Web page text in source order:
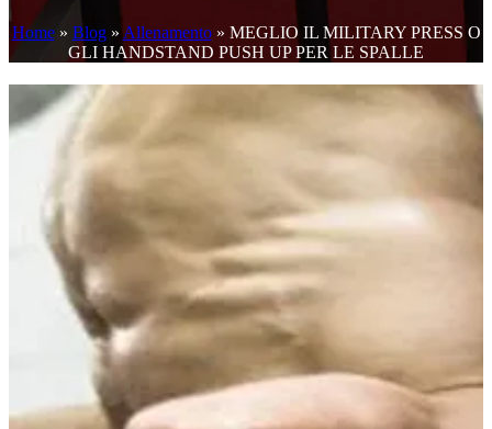
Home» Blog» Allenamento» MEGLIO IL MILITARY PRESS O
GLI HANDSTAND PUSH UP PER LE SPALLE